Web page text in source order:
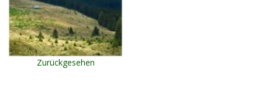
Zurückgesehen